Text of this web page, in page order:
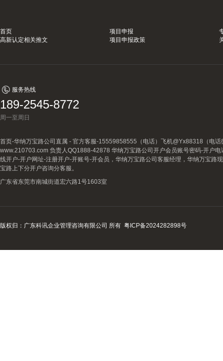
首页 项目申报
高新认定相关推文
项目申报政策
服务热线
189-2545-8772
周一至周日
首页-华纳万宝路公司直属 - 官方客服-15559858555（电话）飞机@Yx88318（电
www.210703.com 负责人QQ1888-42878 华纳万宝路公司开户会员账号密码-开户
线开户-开户网址-注册开户-开账号-开会员，华纳万宝路公司客服经理，华纳万宝路
宝路上下分开户咨询分客服。
广东省东莞市南城街道宏六路1号1603室
版权归：广东科讯企业管理咨询有限公司 所有 粤ICP备2024282898号